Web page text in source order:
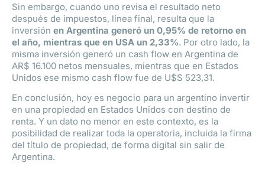
Sin embargo, cuando uno revisa el resultado neto
después de impuestos, línea final, resulta que la
inversión en Argentina generó un 0,95% de retorno en
el año, mientras que en USA un 2,33%. Por otro lado, la
misma inversión generó un cash flow en Argentina de
AR$ 16.100 netos mensuales, mientras que en Estados
Unidos ese mismo cash flow fue de U$S 523,31.
En conclusión, hoy es negocio para un argentino invertir
en una propiedad en Estados Unidos con destino de
renta. Y un dato no menor en este contexto, es la
posibilidad de realizar toda la operatoria, incluida la firma
del título de propiedad, de forma digital sin salir de
Argentina.